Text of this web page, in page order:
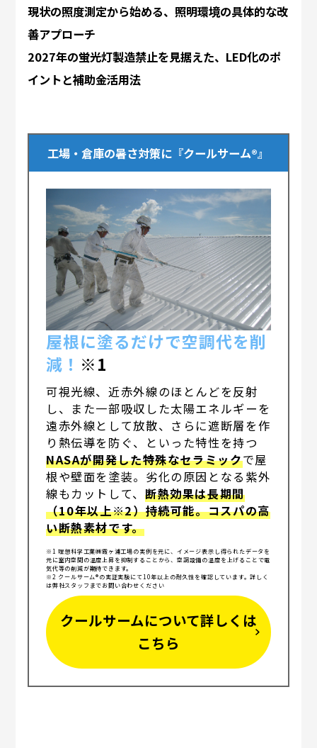
現状の照度測定から始める、照明環境の具体的な改
善アプローチ
2027年の蛍光灯製造禁止を見据えた、LED化のポ
イントと補助金活用法
工場・倉庫の暑さ対策に『クールサーム®』
屋根に塗るだけで空調代を削
減！ ※1
可視光線、近赤外線のほとんどを反射
し、また一部吸収した太陽エネルギーを
遠赤外線として放散、さらに遮断層を作
り熱伝導を防ぐ、といった特性を持つ
NASAが開発した特殊なセラミックで屋
根や壁面を塗装。劣化の原因となる紫外
線もカットして、 断熱効果は長期間
（10年以上※2）持続可能。コスパの高
い断熱素材です。
※1 理想科学工業㈱霞ヶ浦工場の実例を元に、イメージ表示し得られたデータを
元に室内空間の温度上昇を抑制することから、空調設備の温度を上げることで電
気代等の削減が期待できます。
※2 クールサーム®の実証実験にて10年以上の耐久性を確認しています。詳しく
は弊社スタッフまでお問い合わせください
クールサームについて詳しくは
こちら